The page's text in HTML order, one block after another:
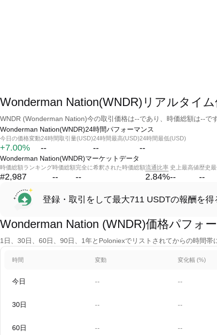
Wonderman Nation(WNDR)リアルタイ
WNDR (Wonderman Nation)今の取引価格は--であり、時価総額は--で
Wonderman Nation(WNDR)24時間パフォーマンス
今日の価格変動
+7.00%
24時間取引量(USD)
--
24時間最高(USD)
--
24時間最低(USD)
--
Wonderman Nation(WNDR)マーケットデータ
時価総額ランキング
#2,987
時価総額
--
完全に希釈された時価総額
--
流通比率
2.84%
史上最高値
--
歴史
--
登録・取引をして最大711 USDTの報酬を得
Wonderman Nation (WNDR)価格パフォ
1日、30日、60日、90日、1年とPoloniexでリストされてからの時間
時間 変動 変化幅 (%)
今日 -- --
30日 -- --
60日 -- --